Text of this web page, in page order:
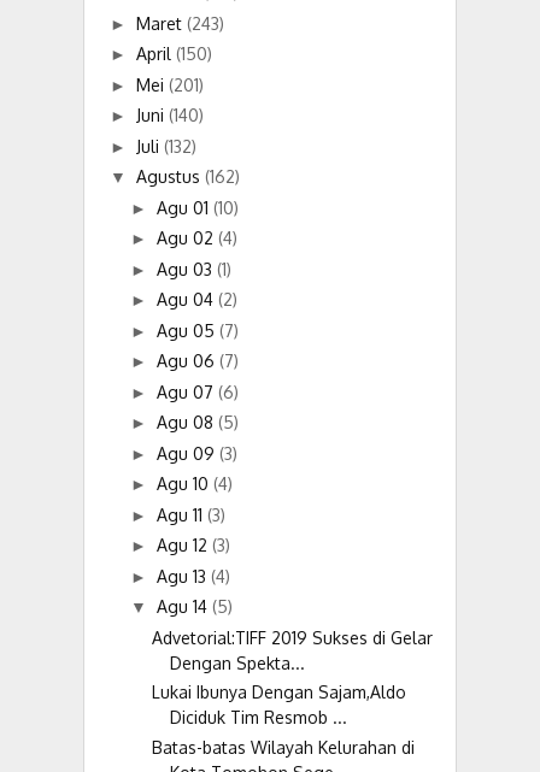
► Maret (243)
► April (150)
► Mei (201)
► Juni (140)
► Juli (132)
▼ Agustus (162)
► Agu 01 (10)
► Agu 02 (4)
► Agu 03 (1)
► Agu 04 (2)
► Agu 05 (7)
► Agu 06 (7)
► Agu 07 (6)
► Agu 08 (5)
► Agu 09 (3)
► Agu 10 (4)
► Agu 11 (3)
► Agu 12 (3)
► Agu 13 (4)
▼ Agu 14 (5)
Advetorial:TIFF 2019 Sukses di Gelar
Dengan Spekta...
Lukai Ibunya Dengan Sajam,Aldo
Diciduk Tim Resmob ...
Batas-batas Wilayah Kelurahan di